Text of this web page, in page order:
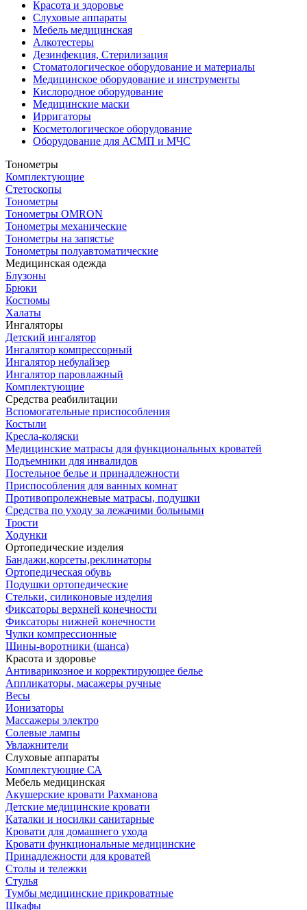
Красота и здоровье
Слуховые аппараты
Мебель медицинская
Алкотестеры
Дезинфекция, Стерилизация
Стоматологическое оборудование и материалы
Медицинское оборудование и инструменты
Кислородное оборудование
Медицинские маски
Ирригаторы
Косметологическое оборудование
Оборудование для АСМП и МЧС
Тонометры
Комплектующие
Стетоскопы
Тонометры
Тонометры OMRON
Тонометры механические
Тонометры на запястье
Тонометры полуавтоматические
Медицинская одежда
Блузоны
Брюки
Костюмы
Халаты
Ингаляторы
Детский ингалятор
Ингалятор компрессорный
Ингалятор небулайзер
Ингалятор паровлажный
Комплектующие
Средства реабилитации
Вспомогательные приспособления
Костыли
Кресла-коляски
Медицинские матрасы для функциональных кроватей
Подъемники для инвалидов
Постельное белье и принадлежности
Приспособления для ванных комнат
Противопролежневые матрасы, подушки
Средства по уходу за лежачими больными
Трости
Ходунки
Ортопедические изделия
Бандажи,корсеты,реклинаторы
Ортопедическая обувь
Подушки ортопедические
Стельки, силиконовые изделия
Фиксаторы верхней конечности
Фиксаторы нижней конечности
Чулки компрессионные
Шины-воротники (шанса)
Красота и здоровье
Антиварикозное и корректирующее белье
Аппликаторы, масажеры ручные
Весы
Ионизаторы
Массажеры электро
Солевые лампы
Увлажнители
Слуховые аппараты
Комплектующие СА
Мебель медицинская
Акушерские кровати Рахманова
Детские медицинские кровати
Каталки и носилки санитарные
Кровати для домашнего ухода
Кровати функциональные медицинские
Принадлежности для кроватей
Столы и тележки
Стулья
Тумбы медицинские прикроватные
Шкафы